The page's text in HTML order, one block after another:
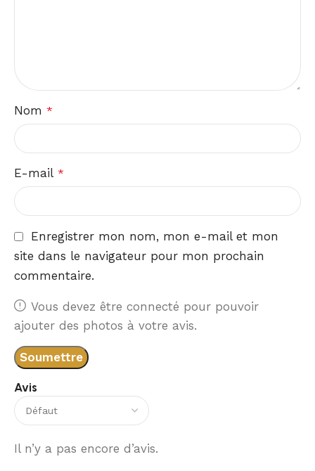
Avis
Il n’y a pas encore d’avis.
Nom *
E-mail *
Enregistrer mon nom, mon e-mail et mon
site dans le navigateur pour mon prochain
commentaire.
Vous devez être connecté pour pouvoir
ajouter des photos à votre avis.